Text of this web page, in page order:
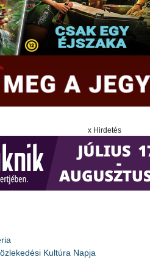
x Hirdetés
Kultúra Napja